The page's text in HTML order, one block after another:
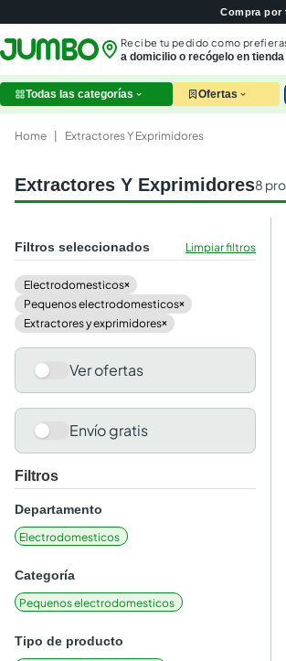
Compra por
Recibe tu pedido como
a domicilio o recógelo en tienda
Todas las categorías Ofertas
Home Extractores Y Exprimidores
Extractores Y Exprimidores8
Filtros seleccionados Limpiar filtros
electrodomesticos×
pequenos electrodomesticos×
extractores y exprimidores×
Ver ofertas
Envío gratis
Filtros
Departamento
Electrodomesticos
Categoría
Pequenos electrodomesticos
Tipo de producto